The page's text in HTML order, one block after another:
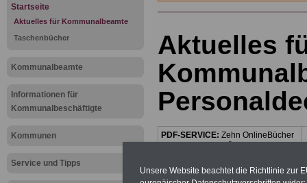
Startseite
Aktuelles für Kommunalbeamte
Taschenbücher
Kommunalbeamte
Informationen für
Kommunalbeschäftigte
Kommunen
Service und Tipps
Aktuelles
PDF-SERVICE: Zehn OnlineBücher
15 Euro im Jahr - auch für
Beschäftigte der kommunalen
Unsere Website beachtet die Richtlinie zur